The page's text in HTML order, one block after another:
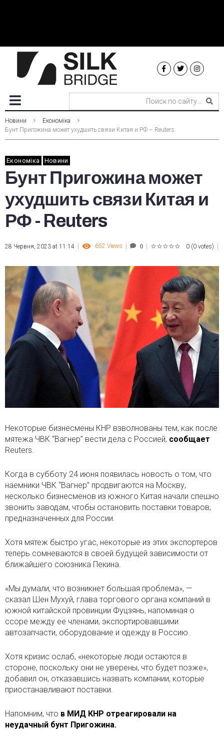
Новини
Економіка
Бунт Пригожина может ухудшить связи Китая и РФ – Reuters
Економіка Новини
Бунт Пригожина может
ухудшить связи Китая и
РФ - Reuters
28 Червня, 2023 at 11:14 652 Views 0 0 (0 votes)
Некоторые бизнесмены КНР взволнованы тем, как после
мятежа ЧВК “Вагнер” вести дела с Россией, сообщает
Reuters.
Когда в субботу 24 июня появилась новость о том, что
наемники ЧВК “Вагнер” продвигаются на Москву,
несколько бизнесменов из южного Китая начали спешно
звонить заводам, чтобы остановить поставки товаров,
предназначенных для России.
Хотя мятеж быстро угас, некоторые из этих экспортеров
теперь сомневаются в своей будущей зависимости от
ближайшего союзника Пекина.
«Мы думали, что возникнет большая проблема», —
сказал Шен Мухуй, глава торгового органа компаний в
южной китайской провинции Фуцзянь, напоминая о
ссоре между ее членами, экспортировавшими
автозапчасти, оборудование и одежду в Россию.
Хотя кризис ослаб, «некоторые люди остаются в
стороне, поскольку они не уверены, что будет позже»,
добавил он, отказавшись назвать компании, которые
приостанавливают поставки.
Напомним, что в МИД КНР отреагировали на
неудачный бунт Пригожина.